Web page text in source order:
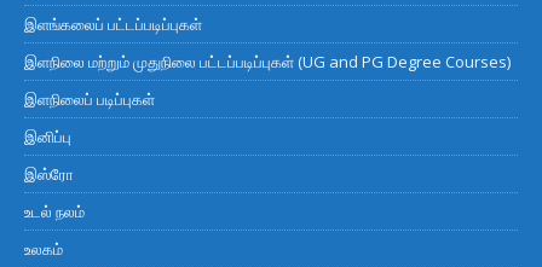
இளங்கலைப் பட்டப்படிப்புகள்
இளநிலை மற்றும் முதுநிலை பட்டப்படிப்புகள் (UG and PG Degree Courses)
இளநிலைப் படிப்புகள்
இனிப்பு
இஸ்ரோ
உடல் நலம்
உலகம்